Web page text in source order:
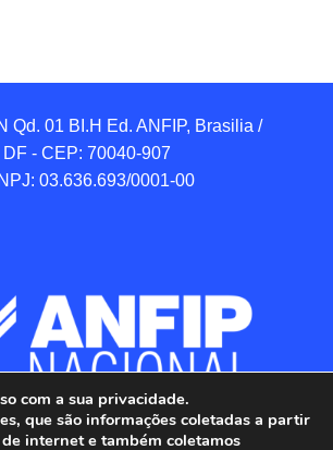
Qd. 01 BI.H Ed. ANFIP, Brasilia /
DF - CEP: 70040-907
03.636.693/0001-00
com a sua privacidade.
que são informações coletadas a partir
internet e também coletamos